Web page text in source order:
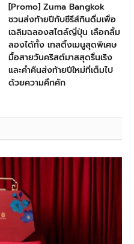
[Promo] Zuma Bangkok
ชวนส่งท้ายปีกับซีรีส์กินดื่มเพื่อ
เฉลิมฉลองสไตล์ญี่ปุ่น เลือกลิ้ม
ลองได้ทั้ง เทสติ้งเมนูสุดพิเศษ
มื้อสายวันคริสต์มาสสุดรื่นเริง
และค่ำคืนส่งท้ายปีใหม่ที่เต็มไป
ด้วยความคึกคัก